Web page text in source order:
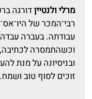
מרלי ולנטייןדורגה
רבי־המכר של
עבודתה. בעברה
וכשהתמסרה
ובניסיונה על מנת
זוכים לסוף טוב ושמח.